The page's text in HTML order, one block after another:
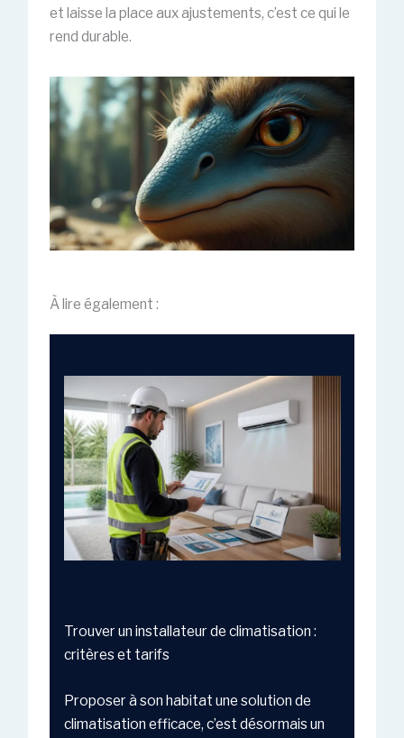
et laisse la place aux ajustements, c’est ce qui le
rend durable.
À lire également :
Trouver un installateur de climatisation :
critères et tarifs
Proposer à son habitat une solution de
climatisation efficace, c’est désormais un